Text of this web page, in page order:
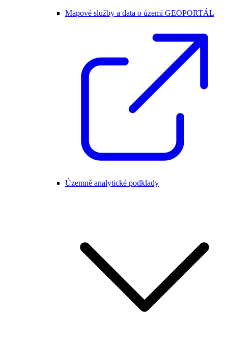
Mapové služby a data o území GEOPORTÁL
Územně analytické podklady